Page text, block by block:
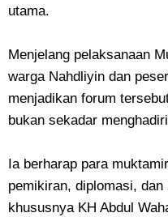
utama.
Menjelang pelaksanaan
warga Nahdliyin dan
menjadikan forum
bukan sekadar
Ia berharap para
pemikiran, diplomasi,
khususnya KH Abdul